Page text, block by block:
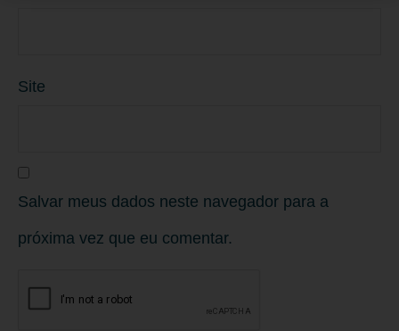
Site
Salvar meus dados neste navegador para a
próxima vez que eu comentar.